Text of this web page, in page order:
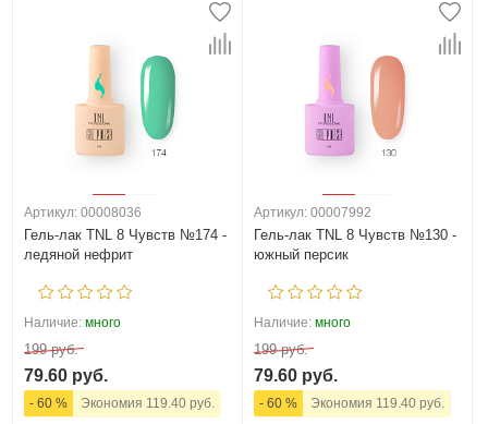
Артикул: 00008036
Гель-лак TNL 8 Чувств №174 -
ледяной нефрит
Наличие: много
199 руб.
79.60 руб.
- 60 % Экономия 119.40 руб.
Артикул: 00007992
Гель-лак TNL 8 Чувств №130 -
южный персик
Наличие: много
199 руб.
79.60 руб.
- 60 % Экономия 119.40 руб.